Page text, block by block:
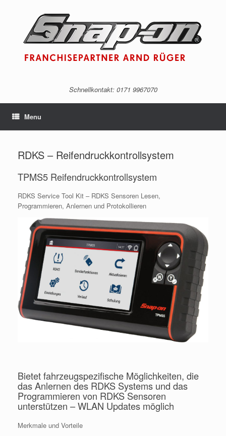
Schnellkontakt: 0171 9967070‬
Menu
RDKS – Reifendruckkontrollsystem
TPMS5 Reifendruckkontrollsystem
RDKS Service Tool Kit – RDKS Sensoren Lesen,
Programmieren, Anlernen und Protokollieren
Bietet fahrzeugspezifische Möglichkeiten, die
das Anlernen des RDKS Systems und das
Programmieren von RDKS Sensoren
unterstützen – WLAN Updates möglich
Merkmale und Vorteile